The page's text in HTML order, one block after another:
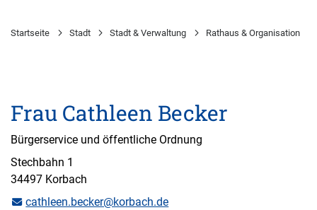
Startseite Stadt Stadt & Verwaltung Rathaus & Organisation
Frau Cathleen Becker
Bürgerservice und öffentliche Ordnung
Stechbahn 1
34497 Korbach
cathleen.becker@korbach.de